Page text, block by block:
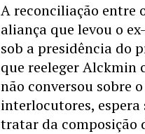
A reconciliação entre
aliança que levou o
sob a presidência do
que reeleger Alckmin
não conversou sobre
interlocutores,
tratar da composição